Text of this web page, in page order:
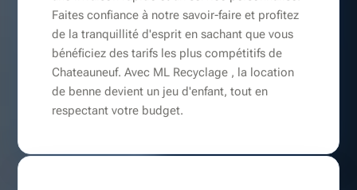
Faites confiance à notre savoir-faire et profitez
de la tranquillité d'esprit en sachant que vous
bénéficiez des tarifs les plus compétitifs de
Chateauneuf. Avec ML Recyclage , la location
de benne devient un jeu d'enfant, tout en
respectant votre budget.